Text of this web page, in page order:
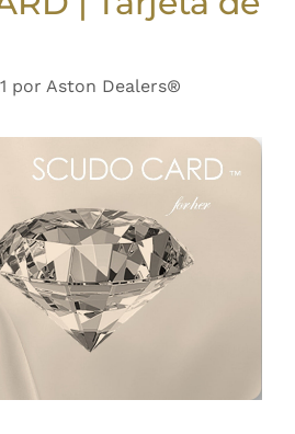
por Aston Dealers®